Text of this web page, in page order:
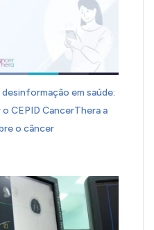
em saúde:
CEPID CancerThera a
o câncer